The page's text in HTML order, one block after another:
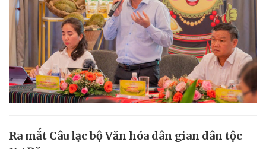
Ra mắt Câu lạc bộ Văn hóa dân gian dân tộc